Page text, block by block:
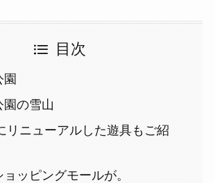
目次
園
園の雪山
リニューアルした遊具もご紹
ョッピングモールが。